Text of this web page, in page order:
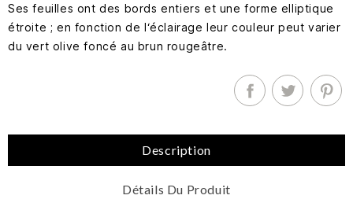
Ses feuilles ont des bords entiers et une forme elliptique
étroite ; en fonction de l‘éclairage leur couleur peut varier
du vert olive foncé au brun rougeâtre.
Description
Détails Du Produit